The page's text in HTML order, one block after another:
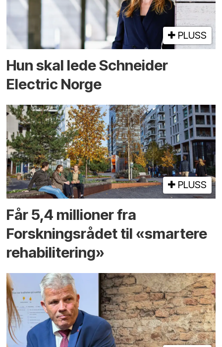
PLUSS
Hun skal lede Schneider
Electric Norge
PLUSS
Får 5,4 millioner fra
Forskningsrådet til «smartere
rehabilitering»